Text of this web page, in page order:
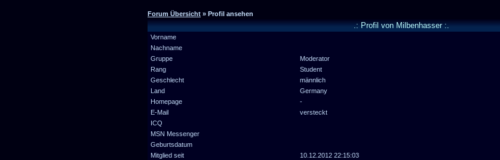
Forum Übersicht » Profil ansehen
.: Profil von Milbenhasser :.
Vorname
Nachname
Gruppe
Moderator
Rang
Student
Geschlecht
männlich
Land
Germany
Homepage
-
E-Mail
versteckt
ICQ
MSN Messenger
Geburtsdatum
Mitglied seit
10.12.2012 22:15:03